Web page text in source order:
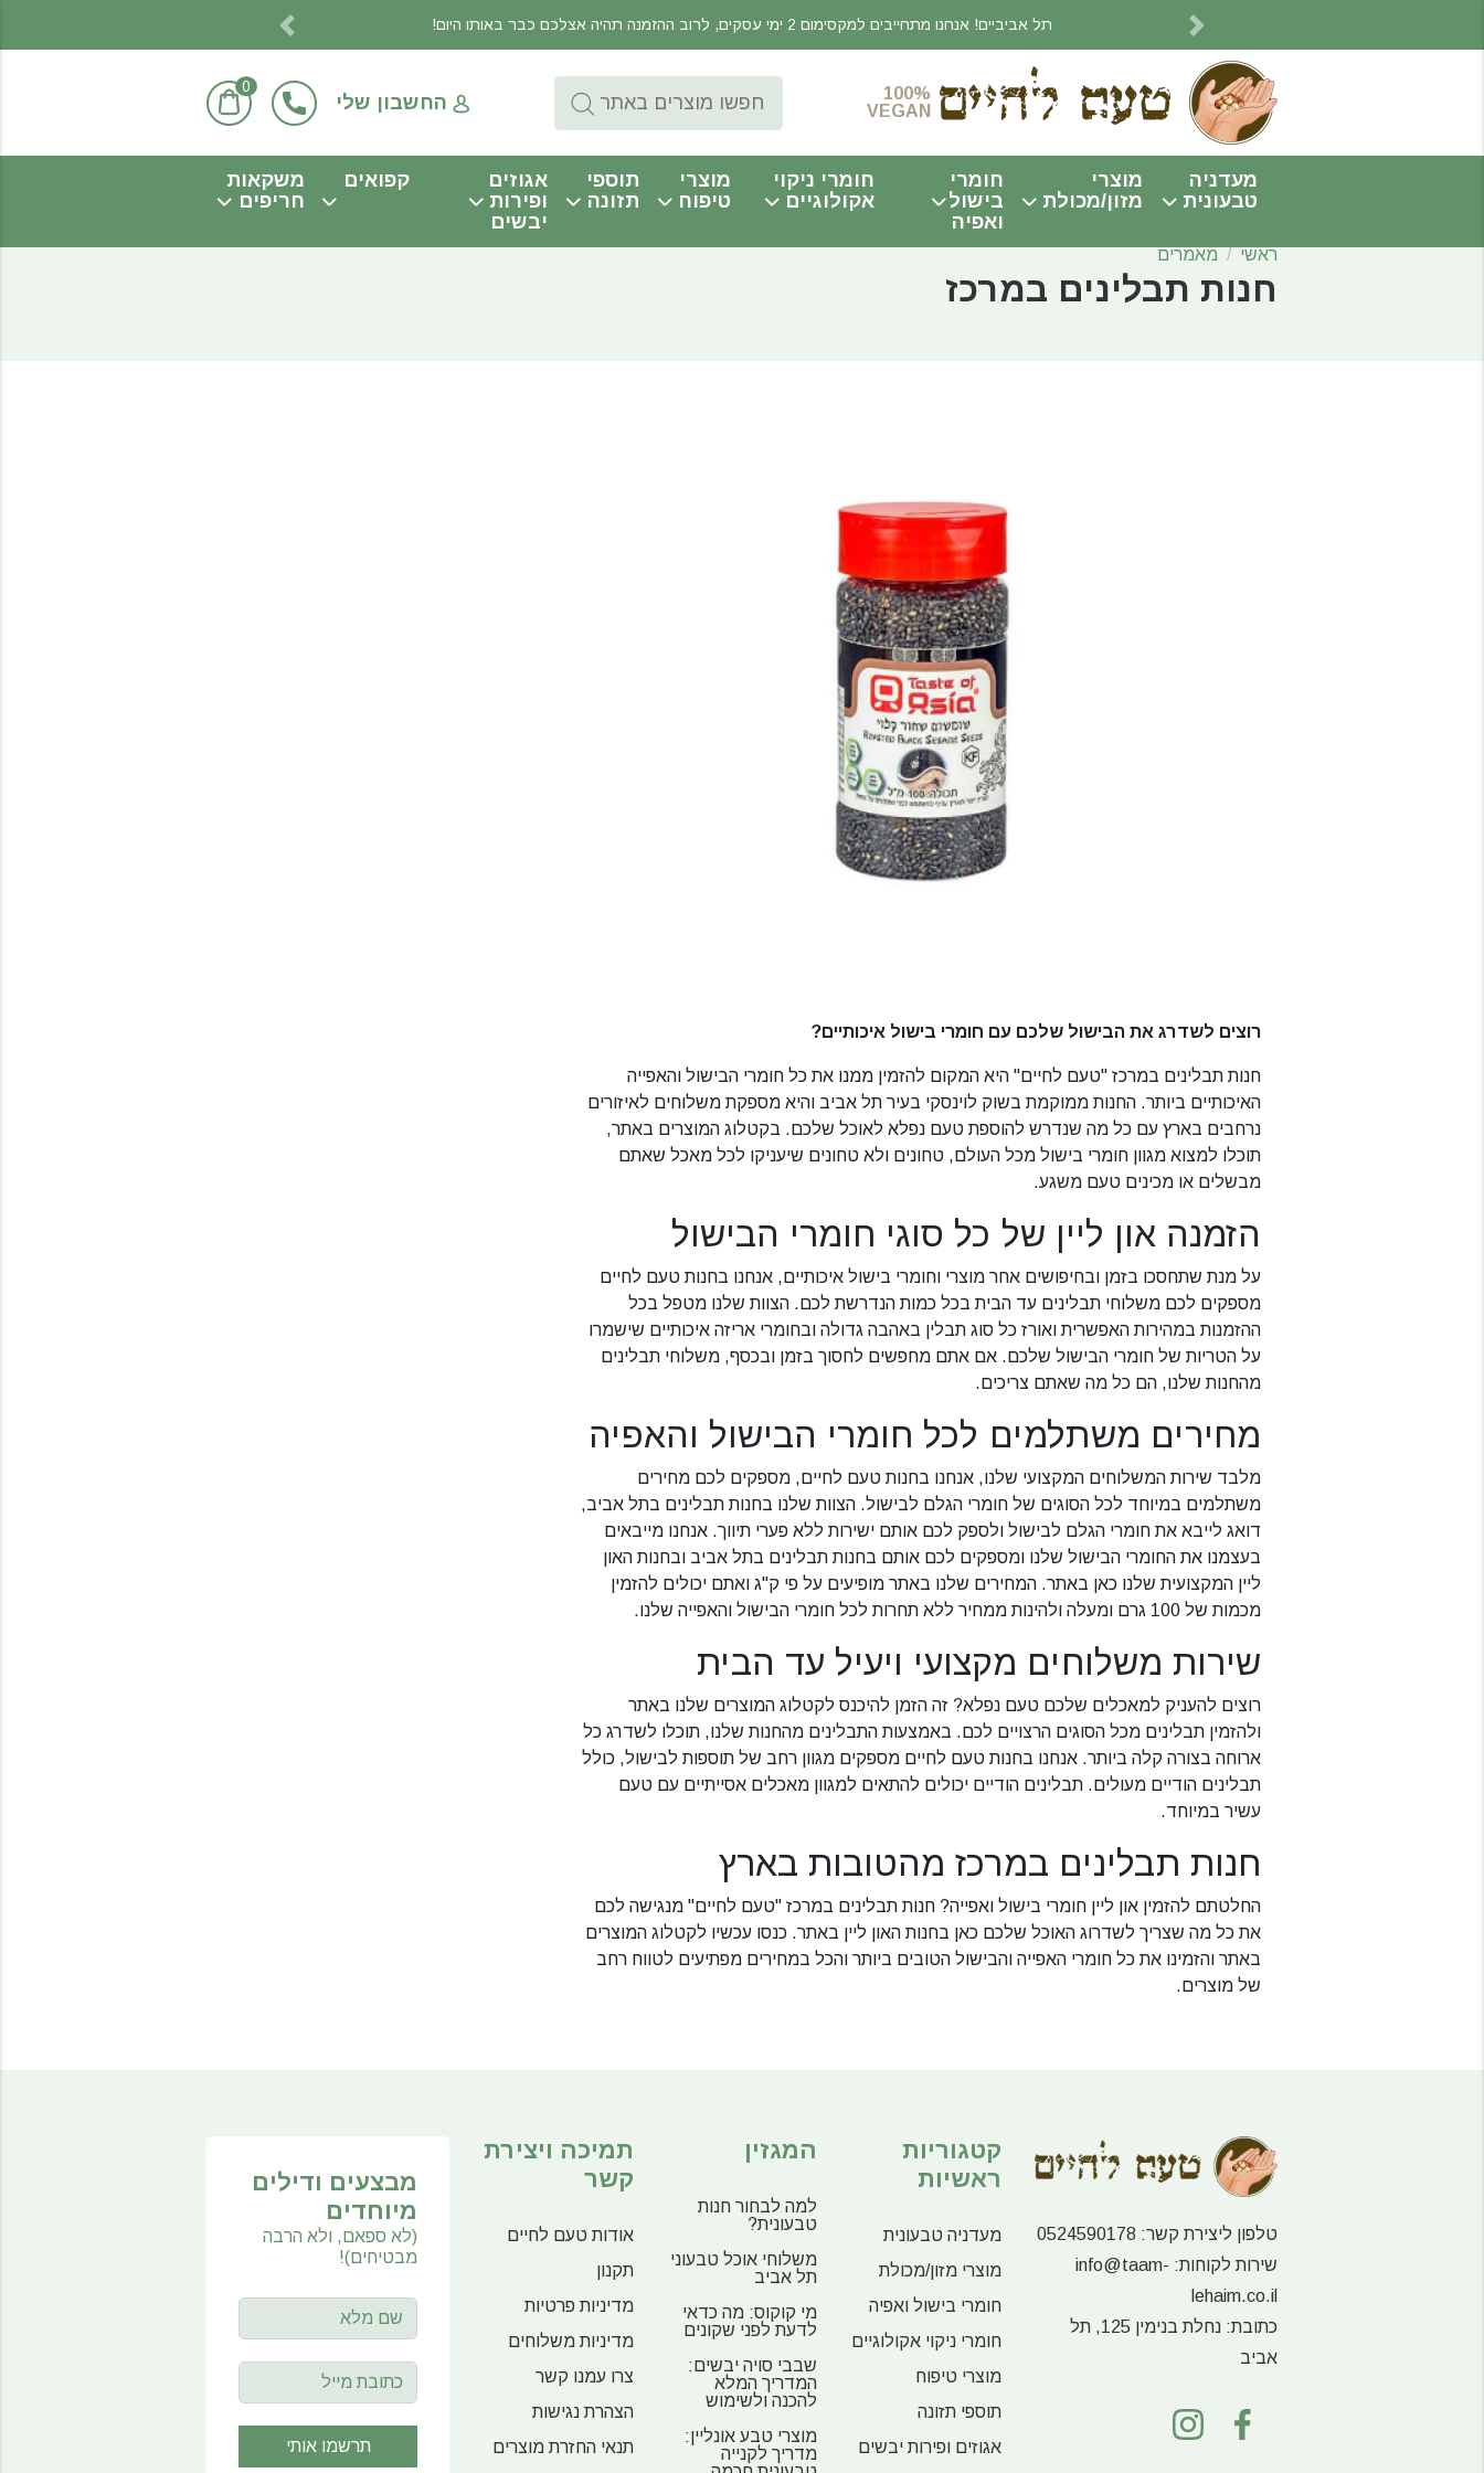
תל אביביים! אנחנו מתחייבים למקסימום 2 ימי עסקים, לרוב ההזמנה תהיה אצלכם כבר באותו היום!
Previous Next
100%
VEGAN
החשבון שלי
0
מעדניה
טבעונית
מוצרי
מזון/מכולת
חומרי
בישול
ואפיה
חומרי ניקוי
אקולוגיים
מוצרי
טיפוח
תוספי
תזונה
אגוזים
ופירות
יבשים
קפואים
משקאות
חריפים
ראשי מאמרים
חנות תבלינים במרכז
רוצים לשדרג את הבישול שלכם עם חומרי בישול איכותיים?
חנות תבלינים במרכז "טעם לחיים" היא המקום להזמין ממנו את כל חומרי הבישול והאפייה
האיכותיים ביותר. החנות ממוקמת בשוק לוינסקי בעיר תל אביב והיא מספקת משלוחים לאיזורים
נרחבים בארץ עם כל מה שנדרש להוספת טעם נפלא לאוכל שלכם. בקטלוג המוצרים באתר,
תוכלו למצוא מגוון חומרי בישול מכל העולם, טחונים ולא טחונים שיעניקו לכל מאכל שאתם
מבשלים או מכינים טעם משגע.
הזמנה און ליין של כל סוגי חומרי הבישול
על מנת שתחסכו בזמן ובחיפושים אחר מוצרי וחומרי בישול איכותיים, אנחנו בחנות טעם לחיים
מספקים לכם משלוחי תבלינים עד הבית בכל כמות הנדרשת לכם. הצוות שלנו מטפל בכל
ההזמנות במהירות האפשרית ואורז כל סוג תבלין באהבה גדולה ובחומרי אריזה איכותיים שישמרו
על הטריות של חומרי הבישול שלכם. אם אתם מחפשים לחסוך בזמן ובכסף, משלוחי תבלינים
מהחנות שלנו, הם כל מה שאתם צריכים.
מחירים משתלמים לכל חומרי הבישול והאפיה
מלבד שירות המשלוחים המקצועי שלנו, אנחנו בחנות טעם לחיים, מספקים לכם מחירים
משתלמים במיוחד לכל הסוגים של חומרי הגלם לבישול. הצוות שלנו בחנות תבלינים בתל אביב,
דואג לייבא את חומרי הגלם לבישול ולספק לכם אותם ישירות ללא פערי תיווך. אנחנו מייבאים
בעצמנו את החומרי הבישול שלנו ומספקים לכם אותם בחנות תבלינים בתל אביב ובחנות האון
ליין המקצועית שלנו כאן באתר. המחירים שלנו באתר מופיעים על פי ק"ג ואתם יכולים להזמין
מכמות של 100 גרם ומעלה ולהינות ממחיר ללא תחרות לכל חומרי הבישול והאפייה שלנו.
שירות משלוחים מקצועי ויעיל עד הבית
רוצים להעניק למאכלים שלכם טעם נפלא? זה הזמן להיכנס לקטלוג המוצרים שלנו באתר
ולהזמין תבלינים מכל הסוגים הרצויים לכם. באמצעות התבלינים מהחנות שלנו, תוכלו לשדרג כל
ארוחה בצורה קלה ביותר. אנחנו בחנות טעם לחיים מספקים מגוון רחב של תוספות לבישול, כולל
תבלינים הודיים מעולים. תבלינים הודיים יכולים להתאים למגוון מאכלים אסייתיים עם טעם
עשיר במיוחד.
חנות תבלינים במרכז מהטובות בארץ
החלטתם להזמין און ליין חומרי בישול ואפייה? חנות תבלינים במרכז "טעם לחיים" מנגישה לכם
את כל מה שצריך לשדרוג האוכל שלכם כאן בחנות האון ליין באתר. כנסו עכשיו לקטלוג המוצרים
באתר והזמינו את כל חומרי האפייה והבישול הטובים ביותר והכל במחירים מפתיעים לטווח רחב
של מוצרים.
טלפון ליצירת קשר: 0524590178
שירות לקוחות: info@taam-
lehaim.co.il
כתובת:
נחלת בנימין 125, תל
אביב
קטגוריות
ראשיות
מעדניה טבעונית
מוצרי מזון/מכולת
חומרי בישול ואפיה
חומרי ניקוי אקולוגיים
מוצרי טיפוח
תוספי תזונה
אגוזים ופירות יבשים
המגזין
למה לבחור חנות
טבעונית?
משלוחי אוכל טבעוני
תל אביב
מי קוקוס: מה כדאי
לדעת לפני שקונים
שבבי סויה יבשים:
המדריך המלא
להכנה ולשימוש
מוצרי טבע אונליין:
מדריך לקנייה
תמיכה ויצירת
קשר
אודות טעם לחיים
תקנון
מדיניות פרטיות
מדיניות משלוחים
צרו עמנו קשר
הצהרת נגישות
תנאי החזרת מוצרים
מבצעים ודילים
מיוחדים
(לא ספאם, ולא הרבה
מבטיחים)!